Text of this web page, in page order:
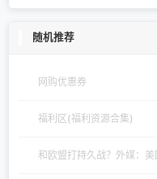
随机推荐
网购优惠券
福利区(福利资源合集)
和欧盟打持久战？外媒：